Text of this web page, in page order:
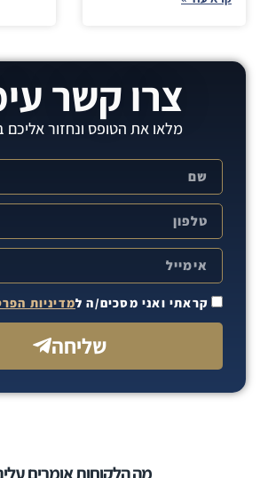
צרו קשר
מלאו את הטופס ונחזור
קראתי ואני מסכים/ה למדיניות
שליחה
מה הלקוחות אומרים